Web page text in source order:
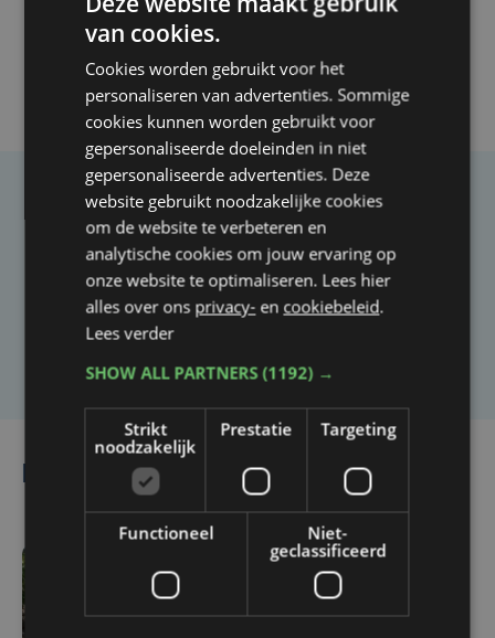
Taalfout opgemerkt?
Heb je een taal- of schrijffout opgemerkt in dit
artikel?
Lees ook
ma 3 augustus | 17:15
van cookies.
Cookies worden gebruikt voor het
personaliseren van advertenties. Sommige
cookies kunnen worden gebruikt voor
gepersonaliseerde doeleinden in niet
gepersonaliseerde advertenties. Deze
website gebruikt noodzakelijke cookies
om de website te verbeteren en
analytische cookies om jouw ervaring op
onze website te optimaliseren. Lees hier
alles over ons privacy- en cookiebeleid.
Lees verder
SHOW ALL PARTNERS(1192) →
Strikt
noodzakelijk
Prestatie Targeting
Functioneel
Niet-
geclassificeerd